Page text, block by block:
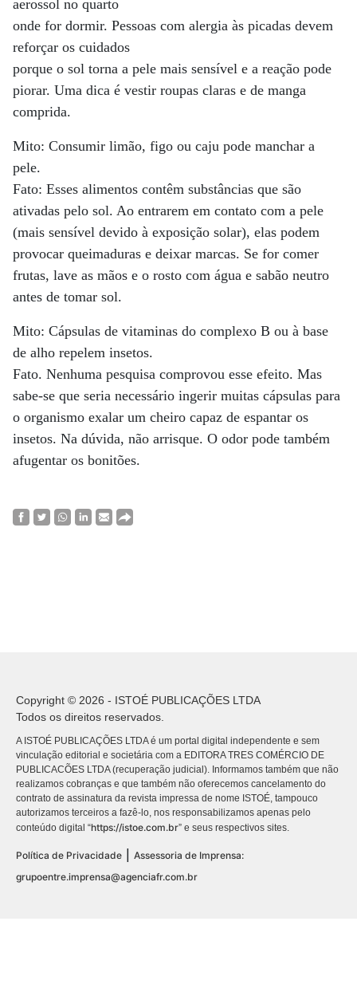
aerossol no quarto
onde for dormir. Pessoas com alergia às picadas devem
reforçar os cuidados
porque o sol torna a pele mais sensível e a reação pode
piorar. Uma dica é vestir roupas claras e de manga
comprida.
Mito: Consumir limão, figo ou caju pode manchar a
pele.
Fato: Esses alimentos contêm substâncias que são
ativadas pelo sol. Ao entrarem em contato com a pele
(mais sensível devido à exposição solar), elas podem
provocar queimaduras e deixar marcas. Se for comer
frutas, lave as mãos e o rosto com água e sabão neutro
antes de tomar sol.
Mito: Cápsulas de vitaminas do complexo B ou à base
de alho repelem insetos.
Fato. Nenhuma pesquisa comprovou esse efeito. Mas
sabe-se que seria necessário ingerir muitas cápsulas para
o organismo exalar um cheiro capaz de espantar os
insetos. Na dúvida, não arrisque. O odor pode também
afugentar os bonitões.
Copyright © 2026 - ISTOÉ PUBLICAÇÕES LTDA
Todos os direitos reservados.
A ISTOÉ PUBLICAÇÕES LTDA é um portal digital independente e sem
vinculação editorial e societária com a EDITORA TRES COMÉRCIO DE
PUBLICACÕES LTDA (recuperação judicial). Informamos também que não
realizamos cobranças e que também não oferecemos cancelamento do
contrato de assinatura da revista impressa de nome ISTOÉ, tampouco
autorizamos terceiros a fazê-lo, nos responsabilizamos apenas pelo
conteúdo digital “https://istoe.com.br” e seus respectivos sites.
Política de Privacidade
Assessoria de Imprensa:
grupoentre.imprensa@agenciafr.com.br